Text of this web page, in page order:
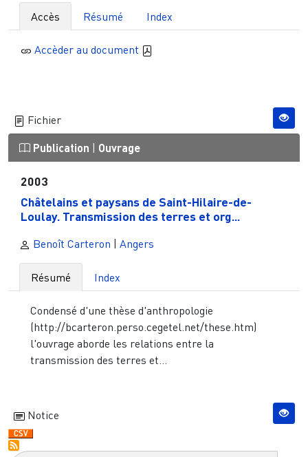
Accès Résumé Index
Accèder au document
Fichier
Publication Ouvrage
2003
Châtelains et paysans de Saint-Hilaire-de-
Loulay. Transmission des terres et org...
Benoît Carteron | Angers
Résumé Index
Condensé d'une thèse d'anthropologie
(http://bcarteron.perso.cegetel.net/these.htm)
l'ouvrage aborde les relations entre la
transmission des terres et...
Notice